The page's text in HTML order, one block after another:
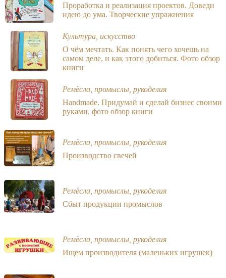
Проработка и реализация проектов. Доведи
идею до ума. Творческие упражнения
Культура, искусство
О чём мечтать. Как понять чего хочешь на
самом деле, и как этого добиться. Фото обзор
книги
Ремёсла, промыслы, рукоделия
Handmade. Придумай и сделай бизнес своими
руками, фото обзор книги
Ремёсла, промыслы, рукоделия
Производство свечей
Ремёсла, промыслы, рукоделия
Сбыт продукции промыслов
Ремёсла, промыслы, рукоделия
Ищем производителя (маленьких игрушек)